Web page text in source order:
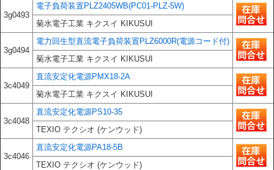
3g0493
電子負荷装置PLZ2405WB(PC01-PLZ-5W)
菊水電子工業 キクスイ KIKUSUI
3g0494
電力回生型直流電子負荷装置PLZ6000R(電源コード付)
菊水電子工業 キクスイ KIKUSUI
3c4049
直流安定化電源PMX18-2A
菊水電子工業 キクスイ KIKUSUI
3c4048
直流安定化電源PS10-35
TEXIO テクシオ (ケンウッド)
3c4046
直流安定化電源PA18-5B
TEXIO テクシオ (ケンウッド)